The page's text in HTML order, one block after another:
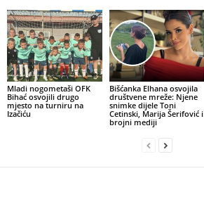
Mladi nogometaši OFK
Bihać osvojili drugo
mjesto na turniru na
Izačiću
Bišćanka Elhana osvojila
društvene mreže: Njene
snimke dijele Toni
Cetinski, Marija Šerifović i
brojni mediji